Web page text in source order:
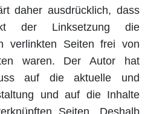
daher ausdrücklich, dass
der Linksetzung die
verlinkten Seiten frei von
waren. Der Autor hat
auf die aktuelle und
und auf die Inhalte
Seiten. Deshalb